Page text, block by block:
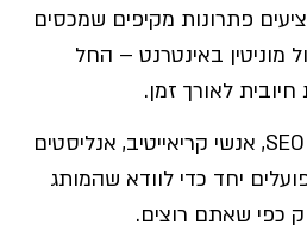
פתרונות מקיפים שמכסים
מוניטין באינטרנט – החל
לאורך זמן.
הצוות שלנו כולל מומחי SEO, אנשי קריאייטיב, אנליסטים
יחד כדי לוודא שהמותג
כפי שאתם רוצים.